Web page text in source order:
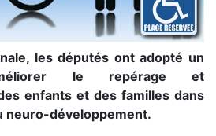
les députés ont adopté un
le repérage et
enfants et des familles dans
neuro-développement.